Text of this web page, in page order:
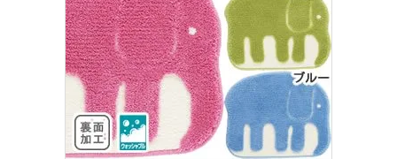
カテゴリーから探す
ブランド
ガイドライン